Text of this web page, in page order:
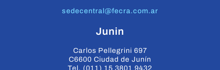
sedecentral@fecra.com.ar
Junin
Carlos Pellegrini 697
C6600 Ciudad de Junín
Tel. (011) 15 3801 9432